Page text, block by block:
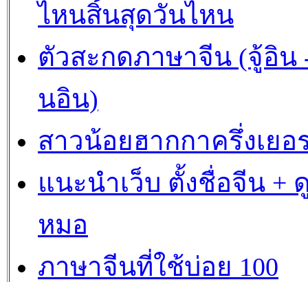
ไหนสิ้นสุดวันไหน
ตัวสะกดภาษาจีน (จู้อิน
นอิน)
สาวน้อยฮากกาครึ่งเยอ
แนะนำเว็บ ตั้งชื่อจีน +
หมอ
ภาษาจีนที่ใช้บ่อย 100